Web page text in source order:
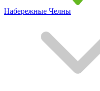
Набережные Челны